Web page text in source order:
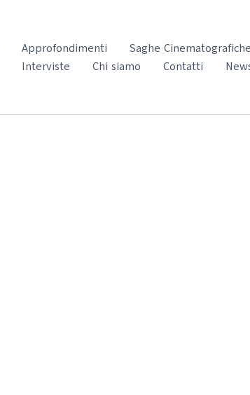
Approfondimenti Saghe Cinematografiche
Interviste Chi siamo Contatti